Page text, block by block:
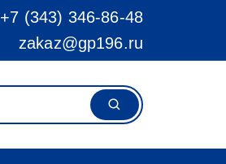
+7 (343) 346-86-48
zakaz@gp196.ru